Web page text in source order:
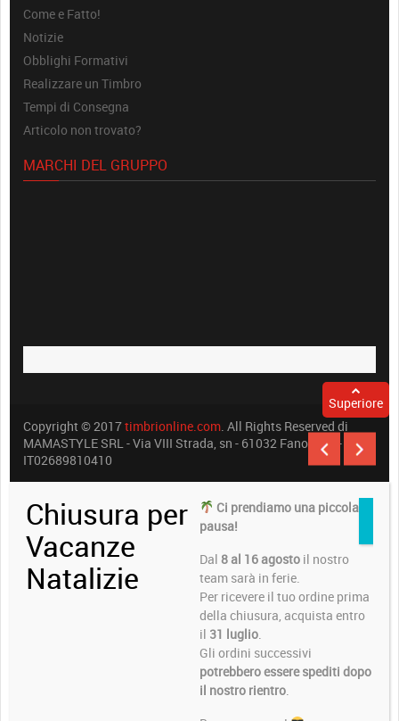
Come e Fatto!
Notizie
Obblighi Formativi
Realizzare un Timbro
Tempi di Consegna
Articolo non trovato?
MARCHI DEL GRUPPO
Copyright © 2017timbrionline.com . All Rights Reserved di
MAMASTYLE SRL - Via VIII Strada, sn - 61032 Fano (PU) -
IT02689810410
Superiore
Chiusura per
Vacanze
Natalizie
Ci prendiamo una piccola
pausa!
Dal 8 al 16 agosto il nostro
team sarà in ferie.
Per ricevere il tuo ordine prima
della chiusura, acquista entro
il 31 luglio
Gli ordini successivi
potrebbero essere spediti dopo
il nostro rientro